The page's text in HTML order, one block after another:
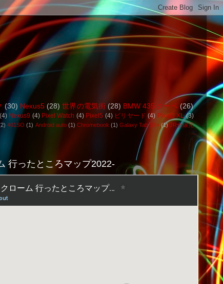
(30) Nexus5 (28) 世界の電気街 (28) BMW 435iクーペ (26)
(4) Nexus9 (4) Pixel Watch (4) Pixel5 (4) ビリヤード (4) Pixel3 XL (3)
401SO (1) Android auto (1) Chromebook (1) Galaxy Tab S8+ (1) JR全線完
行ったところマップ2022-